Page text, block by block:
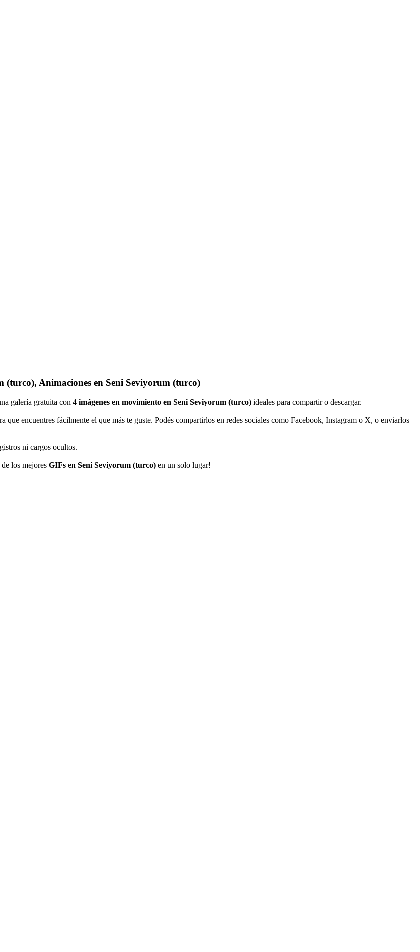
(turco), Animaciones en Seni Seviyorum (turco)
galería gratuita con 4 imágenes en movimiento en Seni Seviyorum (turco) ideales para compartir o descargar.
que encuentres fácilmente el que más te guste. Podés compartirlos en redes sociales como Facebook, Instagram o X, o enviarlos
ni cargos ocultos.
los mejores GIFs en Seni Seviyorum (turco) en un solo lugar!